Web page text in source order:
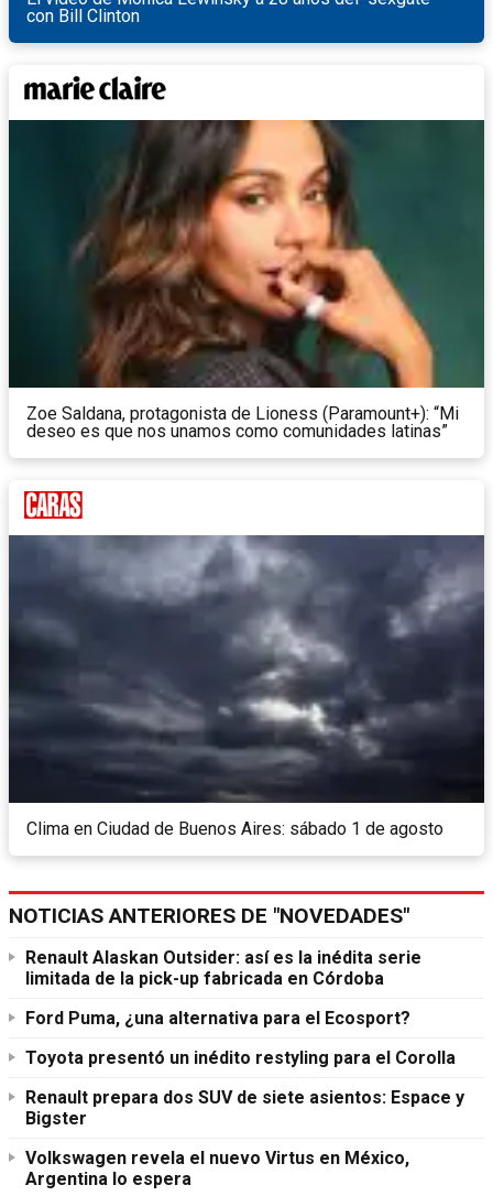
con Bill Clinton
Zoe Saldana, protagonista de Lioness (Paramount+): “Mi
deseo es que nos unamos como comunidades latinas”
Clima en Ciudad de Buenos Aires: sábado 1 de agosto
NOTICIAS ANTERIORES DE "NOVEDADES"
Renault Alaskan Outsider: así es la inédita serie
limitada de la pick-up fabricada en Córdoba
Ford Puma, ¿una alternativa para el Ecosport?
Toyota presentó un inédito restyling para el Corolla
Renault prepara dos SUV de siete asientos: Espace y
Bigster
Volkswagen revela el nuevo Virtus en México,
Argentina lo espera